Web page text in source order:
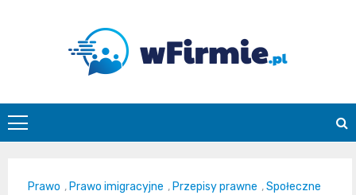
Wfirmie.pl
Prawo , Prawo imigracyjne , Przepisy prawne ,Społeczne